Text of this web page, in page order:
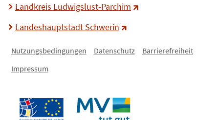
Landkreis Ludwigslust-Parchim
Landeshauptstadt Schwerin
Nutzungsbedingungen Datenschutz
Barrierefreiheit
Impressum